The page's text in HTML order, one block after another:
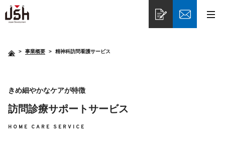
> 事業概要 精神科訪問看護サービス
きめ細やかなケアが特徴
訪問診療サポートサービス
HOME CARE SERVICE